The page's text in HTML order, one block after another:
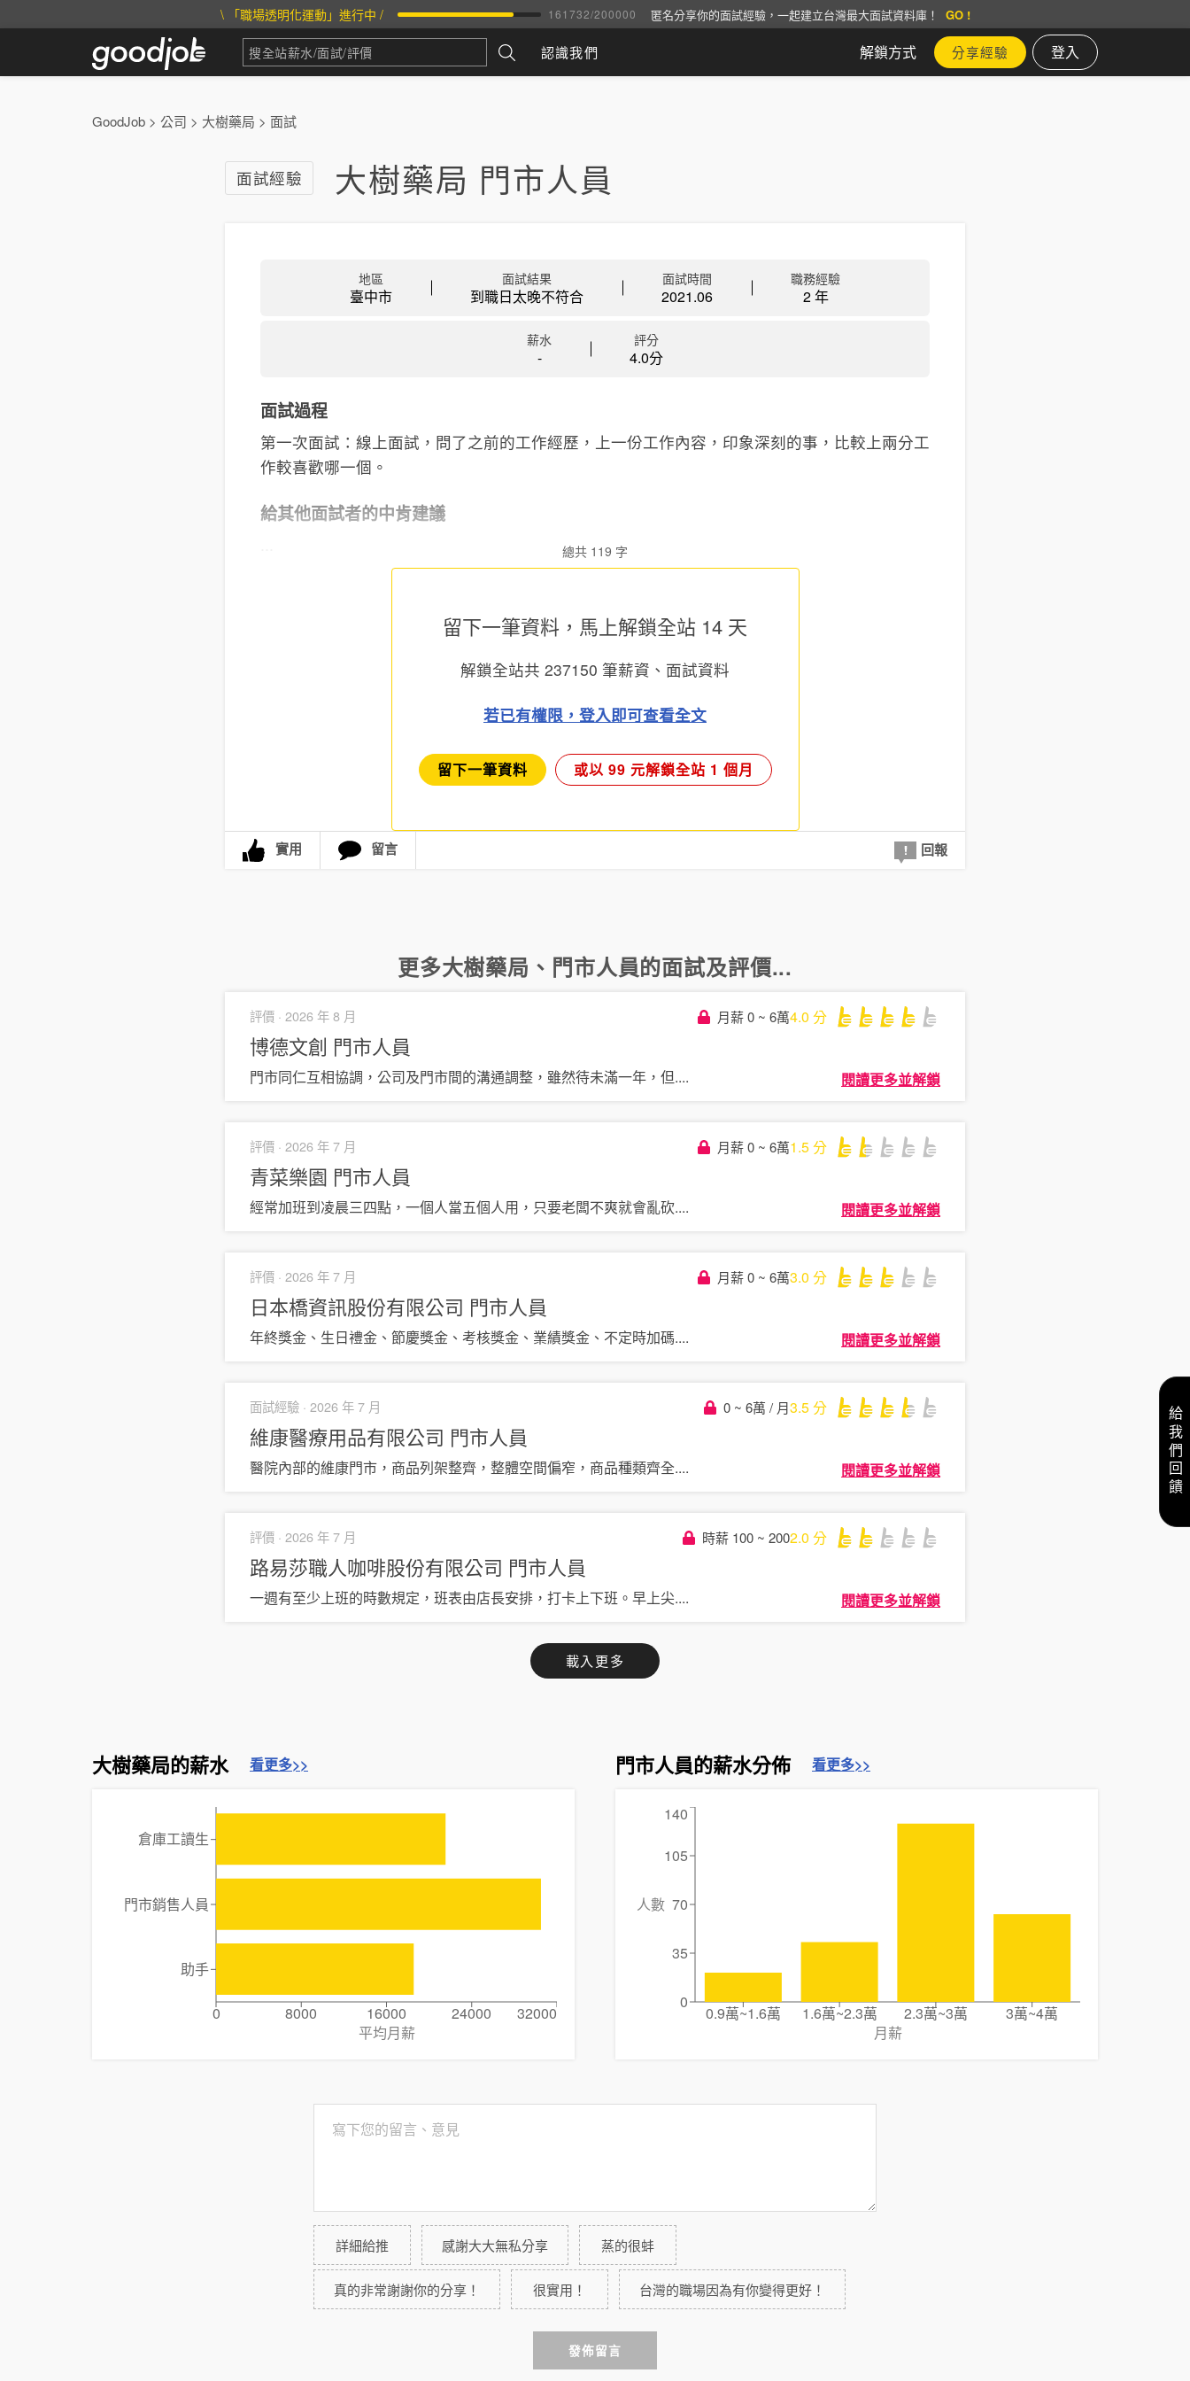
\ 「職場透明化運動」進行中 / 161732/200000 匿名分享你的面試經驗，一起建立台灣最大面試資料庫！ GO !
認識我們 解鎖方式 分享經驗 登入
GoodJob > 公司 > 大樹藥局 > 面試
面試經驗 大樹藥局 門市人員
地區
臺中市
面試結果
到職日太晚不符合
面試時間
2021.06
職務經驗
2 年
薪水
-
評分
4.0分
面試過程
第一次面試：線上面試，問了之前的工作經歷，上一份工作內容，印象深刻的事，比較上兩分工
作較喜歡哪一個。
給其他面試者的中肯建議
總共 119 字
留下一筆資料，馬上解鎖全站 14 天
解鎖全站共 237150 筆薪資、面試資料
若已有權限，登入即可查看全文
留下一筆資料 或以 99 元解鎖全站 1 個月
實用 留言 回報
更多大樹藥局 、 門市人員的面試及評價...
評價 · 2026 年 8 月 月薪 0 ~ 6萬4.0 分
博德文創 門市人員
門市同仁互相協調，公司及門市間的溝通調整，雖然待未滿一年，但.... 閱讀更多並解鎖
評價 · 2026 年 7 月 月薪 0 ~ 6萬1.5分
青菜樂園 門市人員
經常加班到凌晨三四點，一個人當五個人用，只要老闆不爽就會亂砍.... 閱讀更多並解鎖
評價 · 2026 年 7 月 月薪 0 ~ 6萬3.0 分
日本橋資訊股份有限公司 門市人員
年終獎金、生日禮金、節慶獎金、考核獎金、業績獎金、不定時加碼.... 閱讀更多並解鎖
面試經驗 · 2026 年 7 月 0 ~ 6萬 / 月3.5分
維康醫療用品有限公司 門市人員
醫院內部的維康門市，商品列架整齊，整體空間偏窄，商品種類齊全.... 閱讀更多並解鎖
評價 · 2026 年 7 月 時薪 100 ~ 2002.0 分
路易莎職人咖啡股份有限公司 門市人員
一週有至少上班的時數規定，班表由店長安排，打卡上下班。早上尖.... 閱讀更多並解鎖
載入更多
大樹藥局的薪水 看更多>>
0 8000 16000 24000
32000
平均月薪
倉庫工讀生
門市銷售人員
助手
門市人員的薪水分佈 看更多>>
0.9萬~1.6萬 1.6萬~2.3萬 2.3萬~3萬
3萬~4萬
月薪
0
35
70
105
140
人數
詳細給推 感謝大大無私分享 蒸的很蚌
真的非常謝謝你的分享！ 很實用！ 台灣的職場因為有你變得更好！
發佈留言
給我們回饋